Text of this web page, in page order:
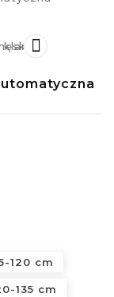

120 cm
135 cm